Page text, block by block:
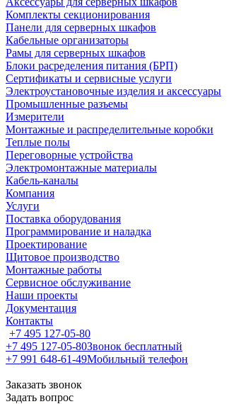
Комплекты секционирования
Панели для серверных шкафов
Кабельные организаторы
Рамы для серверных шкафов
Блоки расределения питания (БРП)
Сертификаты и сервисные услуги
Электроустановочные изделия и аксессуары
Промышленные разъемы
Измерители
Монтажные и распределительные коробки
Теплые полы
Переговорные устройства
Электромонтажные материалы
Кабель-каналы
Компания
Услуги
Поставка оборудования
Программирование и наладка
Проектирование
Щитовое производство
Монтажные работы
Сервисное обслуживание
Наши проекты
Документация
Контакты
+7 495 127-05-80
+7 495 127-05-80Звонок бесплатный
+7 991 648-61-49Мобильный телефон
Заказать звонок
Задать вопрос